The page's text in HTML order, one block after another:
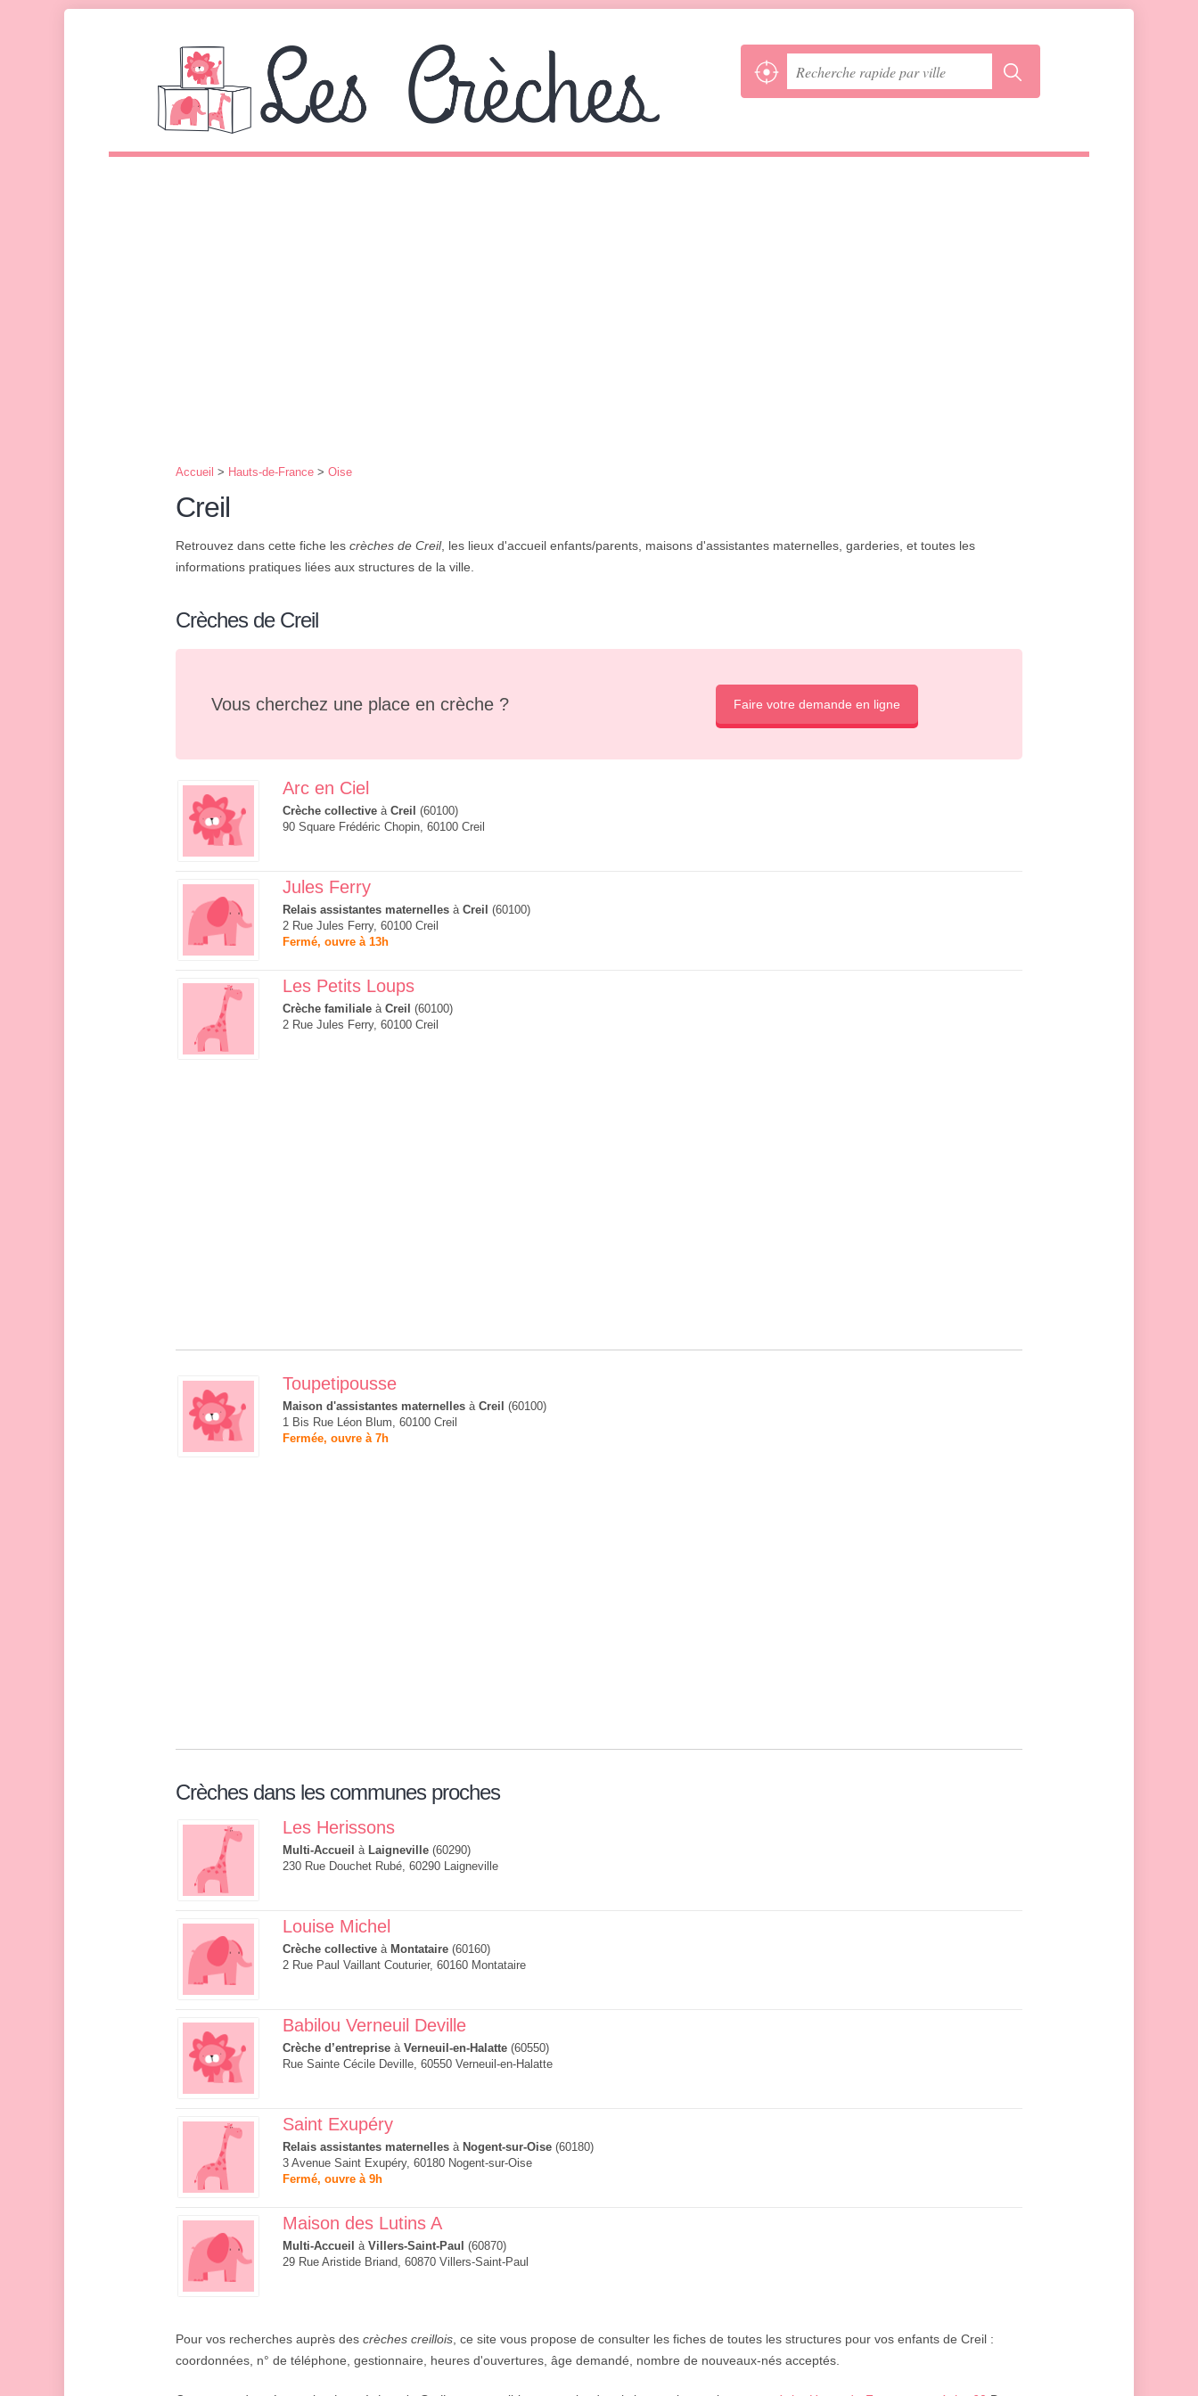
Accueil > Hauts-de-France > Oise
Creil
Retrouvez dans cette fiche les crèches de Creil, les lieux d'accueil enfants/parents, maisons d'assistantes maternelles, garderies, et toutes les
informations pratiques liées aux structures de la ville.
Crèches de Creil
Vous cherchez une place en crèche ? Faire votre demande en ligne
Arc en Ciel
Crèche collective à Creil
(60100)
90 Square Frédéric Chopin, 60100 Creil
Jules Ferry
Relais assistantes maternelles à Creil
(60100)
2 Rue Jules Ferry, 60100 Creil
Fermé, ouvre à 13h
Les Petits Loups
Crèche familiale à Creil
(60100)
2 Rue Jules Ferry, 60100 Creil
Toupetipousse
Maison d'assistantes maternelles à Creil
(60100)
1 Bis Rue Léon Blum, 60100 Creil
Fermée, ouvre à 7h
Crèches dans les communes proches
Les Herissons
Multi-Accueil à Laigneville (60290)
230 Rue Douchet Rubé, 60290 Laigneville
Louise Michel
Crèche collective à Montataire (60160)
2 Rue Paul Vaillant Couturier, 60160 Montataire
Babilou Verneuil Deville
Crèche d’entreprise à Verneuil-en-Halatte (60550)
Rue Sainte Cécile Deville, 60550 Verneuil-en-Halatte
Saint Exupéry
Relais assistantes maternelles à Nogent-sur-Oise (60180)
3 Avenue Saint Exupéry, 60180 Nogent-sur-Oise
Fermé, ouvre à 9h
Maison des Lutins A
Multi-Accueil à Villers-Saint-Paul
(60870)
29 Rue Aristide Briand, 60870 Villers-Saint-Paul
Pour vos recherches auprès des crèches creillois , ce site vous propose de consulter les fiches de toutes les structures pour vos enfants de Creil :
coordonnées, n° de téléphone, gestionnaire, heures d'ouvertures, âge demandé, nombre de nouveaux-nés acceptés.